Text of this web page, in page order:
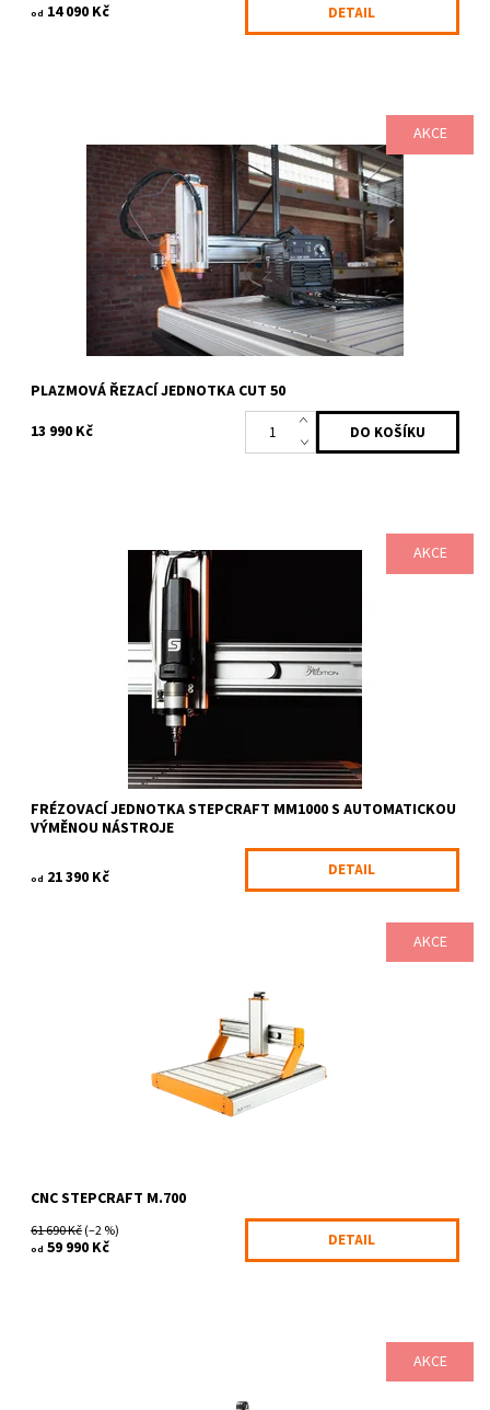
od 14 090 Kč DETAIL
AKCE
Plazmová řezací jednotka Cut 50 umožňuje jednoduché, rychlé
efektivně efektní dělení elektricky vodivých kovů na Vašem CNC
systému Stepcraft...
Dostupnost:
Skladem
2023
STEPCRAFT
PLAZMOVÁ ŘEZACÍ JEDNOTKA CUT 50
13 990 Kč
AKCE
Pracovní jednotka STEPCRAFT MM-1000 ATC - osvědčená
kombinace pracovní jednotky Stepcraft MM-1000SC se
softwarovým řízením otáček a adaptérem...
6-10 pracovních dnů
1229/JEN2
STEPCRAFT
FRÉZOVACÍ JEDNOTKA STEPCRAFT MM1000 S AUTOMATICKOU
VÝMĚNOU NÁSTROJE
od 21 390 Kč DETAIL
AKCE
Technologicky nejpokročilejší řada CNC systémů Stepcraft M-
Serie, Vám umožní zcela nové, revoluční využití technologie CNC
STEPCRAFT
2 roky
CNC STEPCRAFT M.700
61 690 Kč(–2 %)
od 59 990 Kč DETAIL
AKCE
Technologicky nejpokročilejší řada CNC systémů Stepcraft M-
Serie, Vám umožní zcela nové, revoluční využití technologie CNC